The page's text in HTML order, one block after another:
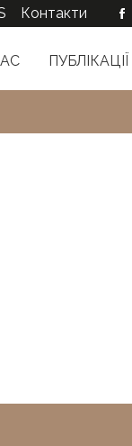
ПУБЛІКАЦІЇ
Контакти